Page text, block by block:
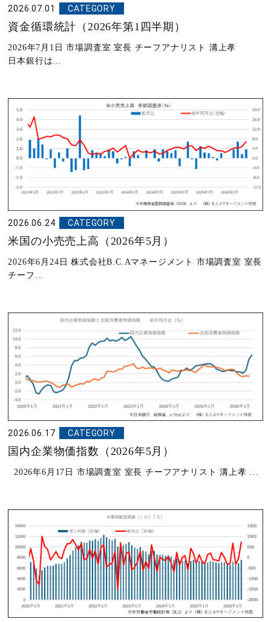
2026.07.01 CATEGORY
資金循環統計（2026年第1四半期）
2026年7月1日 市場調査室 室長 チーフアナリスト 溝上孝
日本銀行は...
2026.06.24 CATEGORY
米国の小売売上高（2026年5月）
2026年6月24日 株式会社B.C.Aマネージメント 市場調査室 室長
チーフ...
2026.06.17 CATEGORY
国内企業物価指数（2026年5月）
2026年6月17日 市場調査室 室長 チーフアナリスト 溝上孝 ...